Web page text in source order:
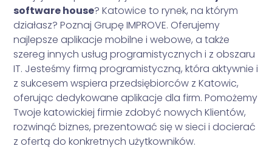
software house? Katowice to rynek, na którym
działasz? Poznaj Grupę IMPROVE. Oferujemy
najlepsze aplikacje mobilne i webowe, a także
szereg innych usług programistycznych i z obszaru
IT. Jesteśmy firmą programistyczną, która aktywnie i
z sukcesem wspiera przedsiębiorców z Katowic,
oferując dedykowane aplikacje dla firm. Pomożemy
Twoje katowickiej firmie zdobyć nowych Klientów,
rozwinąć biznes, prezentować się w sieci i docierać
z ofertą do konkretnych użytkowników.